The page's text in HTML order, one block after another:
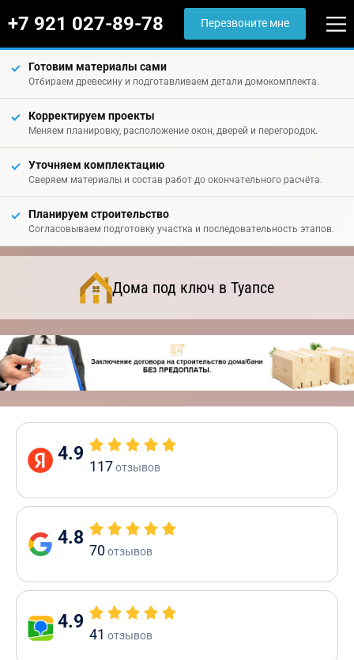
+7 921 027-89-78 Перезвоните мне
Готовим материалы сами
Отбираем древесину и подготавливаем детали домокомплекта.
Корректируем проекты
Меняем планировку, расположение окон, дверей и перегородок.
Уточняем комплектацию
Сверяем материалы и состав работ до окончательного расчёта.
Планируем строительство
Согласовываем подготовку участка и последовательность этапов.
Дома под ключ в Туапсе
4.9
117отзывов
4.8
70отзывов
4.9
41 отзывов